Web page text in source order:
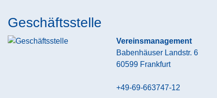
Geschäftsstelle
Vereinsmanagement
Babenhäuser Landstr. 6
60599 Frankfurt
+49-69-663747-12